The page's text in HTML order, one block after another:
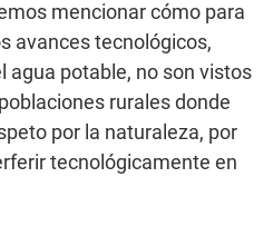
mencionar cómo para
avances tecnológicos,
agua potable, no son vistos
rurales donde
por la naturaleza, por
tecnológicamente en